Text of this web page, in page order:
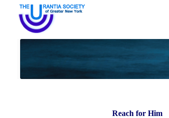
Reach for Him